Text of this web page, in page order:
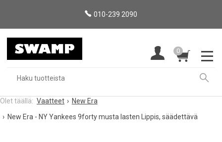
010-239 2090
0
Vaatteet
New Era
New Era - NY Yankees 9forty musta lasten Lippis, säädettävä